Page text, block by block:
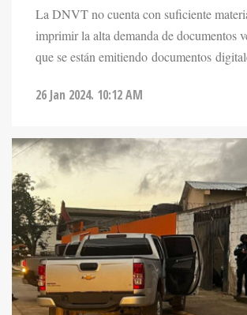
La DNVT no cuenta con suficiente
imprimir la alta demanda de documentos
que se están emitiendo documentos
26 Jan 2024. 10:12 AM